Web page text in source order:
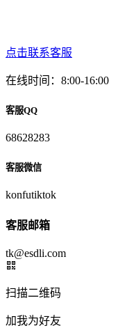
点击联系客服
在线时间：8:00-16:00
客服QQ
68628283
客服微信
konfutiktok
客服邮箱
tk@esdli.com
扫描二维码
加我为好友